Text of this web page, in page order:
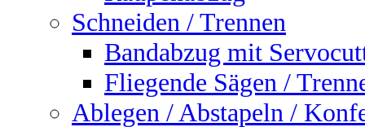
Schneiden / Trennen
Bandabzug mit
Fliegende Sägen /
Ablegen / Abstapeln /